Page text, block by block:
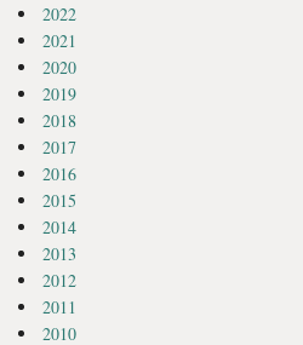
2022
2021
2020
2019
2018
2017
2016
2015
2014
2013
2012
2011
2010